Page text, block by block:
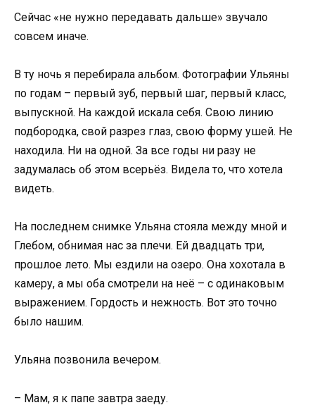
Сейчас «не нужно передавать дальше» звучало
совсем иначе.
В ту ночь я перебирала альбом. Фотографии Ульяны
по годам – первый зуб, первый шаг, первый класс,
выпускной. На каждой искала себя. Свою линию
подбородка, свой разрез глаз, свою форму ушей. Не
находила. Ни на одной. За все годы ни разу не
задумалась об этом всерьёз. Видела то, что хотела
видеть.
На последнем снимке Ульяна стояла между мной и
Глебом, обнимая нас за плечи. Ей двадцать три,
прошлое лето. Мы ездили на озеро. Она хохотала в
камеру, а мы оба смотрели на неё – с одинаковым
выражением. Гордость и нежность. Вот это точно
было нашим.
Ульяна позвонила вечером.
– Мам, я к папе завтра заеду.